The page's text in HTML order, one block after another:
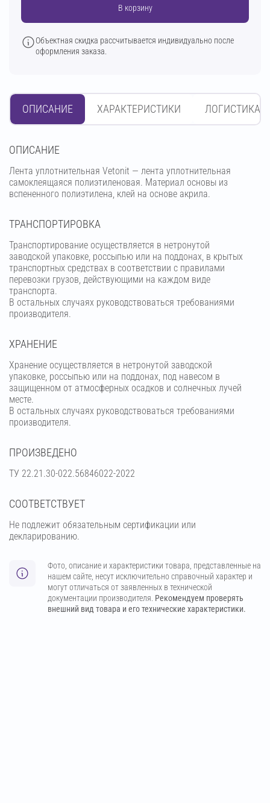
В корзину
Объектная скидка рассчитывается индивидуально после
оформления заказа.
ОПИСАНИЕ ХАРАКТЕРИСТИКИ ЛОГИСТИКА
OПИСАНИЕ
Лента уплотнительная Vetonit — лента уплотнительная
самоклеящаяся полиэтиленовая. Материал основы из
вспененного полиэтилена, клей на основе акрила.
ТРАНСПОРТИРОВКА
Транспортирование осуществляется в нетронутой
заводской упаковке, россыпью или на поддонах, в крытых
транспортных средствах в соответствии с правилами
перевозки грузов, действующими на каждом виде
транспорта.
В остальных случаях руководствоваться требованиями
производителя.
ХРАНЕНИЕ
Хранение осуществляется в нетронутой заводской
упаковке, россыпью или на поддонах, под навесом в
защищенном от атмосферных осадков и солнечных лучей
месте.
В остальных случаях руководствоваться требованиями
производителя.
ПРОИЗВЕДЕНО
ТУ 22.21.30-022.56846022-2022
СООТВЕТСТВУЕТ
Не подлежит обязательным сертификации или
декларированию.
Фото, описание и характеристики товара, представленные на
нашем сайте, несут исключительно справочный характер и
могут отличаться от заявленных в технической
документации производителя. Рекомендуем проверять
внешний вид товара и его технические характеристики.